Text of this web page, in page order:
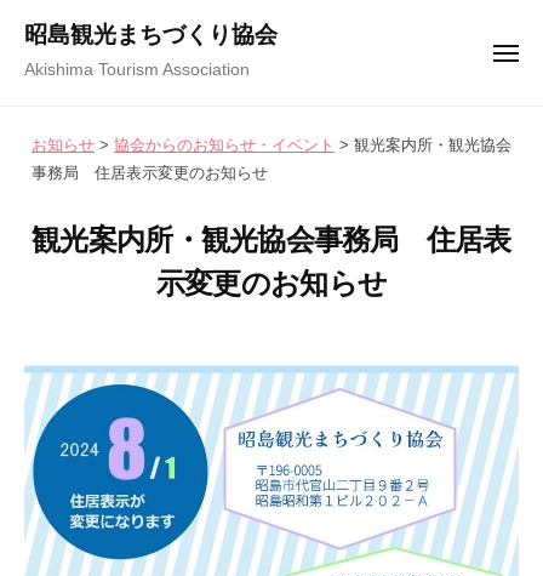
昭島観光まちづくり協会
Akishima Tourism Association
メ
お知らせ > 協会からのお知らせ・イベント > 観光案内所・観光協会
事務局 住居表示変更のお知らせ
観光案内所・観光協会事務局 住居表
示変更のお知らせ
0
2
4
年
7
月
2
6
y
昭
島
観
光
ま
ち
づ
0
件
の
コ
メ
ン
ト